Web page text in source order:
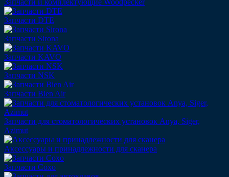
Запчасти DTE
Запчасти Sirona
Запчасти KAVO
Запчасти NSK
Запчасти Bien Air
Запчасти для стоматологических установок Anya, Siger,
Azimut
Аксессуары и принадлежности для сканера
Запчасти Coxo